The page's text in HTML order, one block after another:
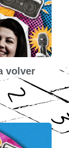
volver